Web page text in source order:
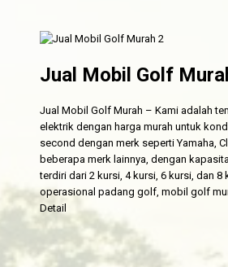
Jual Mobil Golf
Jual Mobil Golf Murah – Kami adalah
elektrik dengan harga murah untuk
second dengan merk seperti Yamaha,
beberapa merk lainnya, dengan
terdiri dari 2 kursi, 4 kursi, 6 kursi, dan 8
operasional padang golf, mobil golf
Detail